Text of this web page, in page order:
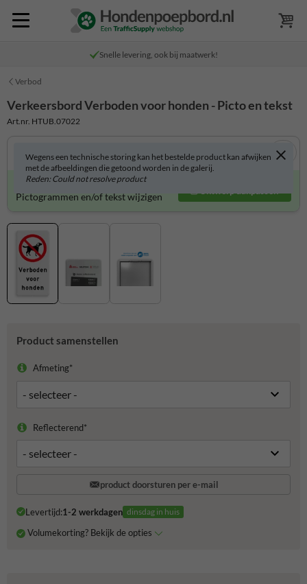
Snelle levering, ook bij maatwerk!
Verbod
Verkeersbord Verboden voor honden - Picto en tekst
Art.nr. HTUB.07022
Wegens een technische storing kan het bestelde product kan afwijken
met de afbeeldingen die getoond worden in de galerij.
Reden: Could not resolve product
Verkeersbord zelf aanpassen?
Pictogrammen en/of tekst wijzigen
Ontwerp aanpassen
Product samenstellen
Afmeting*
Reflecterend*
product doorsturen per e-mail
Levertijd:1-2 werkdagen dinsdag in huis
Volumekorting? Bekijk de opties